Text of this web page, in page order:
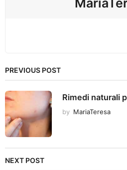
PREVIOUS POST
Rimedi naturali
by MariaTeresa
NEXT POST